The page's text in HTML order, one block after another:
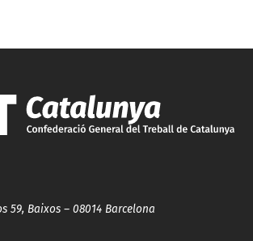
59, Baixos – 08014 Barcelona